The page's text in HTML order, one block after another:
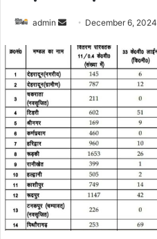
admin
d
a
n
m
i
l
December 6, 2024